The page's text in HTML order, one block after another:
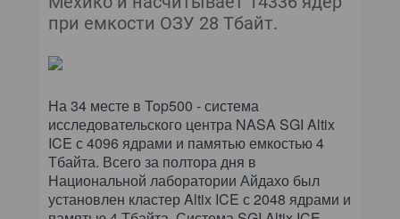
КОМПЬЮТЕРНЫЙ МИР
ИТ-КАЛЕНДАРЬ
ЭКСПЕРТИЗА
при емкости ОЗУ 28 Тбайт.
На 34 месте в Top500 - система
исследовательского центра NASA SGI Altix
ICE с 4096 ядрами и памятью емкостью 4
Тбайта. Всего за полтора дня в
Национальной лаборатории Айдахо был
установлен кластер Altix ICE с 2048 ядрами и